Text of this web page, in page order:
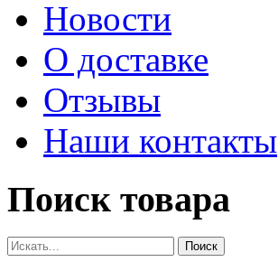
Новости
О доставке
Отзывы
Наши контакты
Поиск товара